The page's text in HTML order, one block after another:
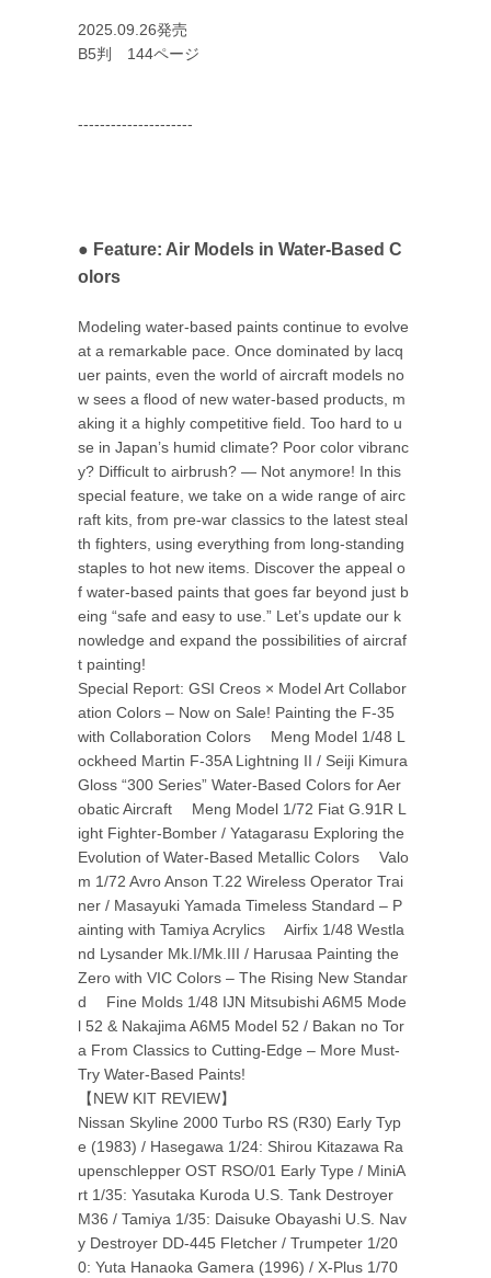
2025.09.26発売
B5判 144ページ
---------------------
● Feature: Air Models in Water-Based C
olors
Modeling water-based paints continue to evolve
at a remarkable pace. Once dominated by lacq
uer paints, even the world of aircraft models no
w sees a flood of new water-based products, m
aking it a highly competitive field. Too hard to u
se in Japan’s humid climate? Poor color vibranc
y? Difficult to airbrush? — Not anymore! In this
special feature, we take on a wide range of airc
raft kits, from pre-war classics to the latest steal
th fighters, using everything from long-standing
staples to hot new items. Discover the appeal o
f water-based paints that goes far beyond just b
eing “safe and easy to use.” Let’s update our k
nowledge and expand the possibilities of aircraf
t painting!
Special Report: GSI Creos × Model Art Collabor
ation Colors – Now on Sale! Painting the F-35
with Collaboration Colors Meng Model 1/48 L
ockheed Martin F-35A Lightning II / Seiji Kimura
Gloss “300 Series” Water-Based Colors for Aer
obatic Aircraft Meng Model 1/72 Fiat G.91R L
ight Fighter-Bomber / Yatagarasu Exploring the
Evolution of Water-Based Metallic Colors Valo
m 1/72 Avro Anson T.22 Wireless Operator Trai
ner / Masayuki Yamada Timeless Standard – P
ainting with Tamiya Acrylics Airfix 1/48 Westla
nd Lysander Mk.I/Mk.III / Harusaa Painting the
Zero with VIC Colors – The Rising New Standar
d Fine Molds 1/48 IJN Mitsubishi A6M5 Mode
l 52 & Nakajima A6M5 Model 52 / Bakan no Tor
a From Classics to Cutting-Edge – More Must-
Try Water-Based Paints!
【NEW KIT REVIEW】
Nissan Skyline 2000 Turbo RS (R30) Early Typ
e (1983) / Hasegawa 1/24: Shirou Kitazawa Ra
upenschlepper OST RSO/01 Early Type / MiniA
rt 1/35: Yasutaka Kuroda U.S. Tank Destroyer
M36 / Tamiya 1/35: Daisuke Obayashi U.S. Nav
y Destroyer DD-445 Fletcher / Trumpeter 1/20
0: Yuta Hanaoka Gamera (1996) / X-Plus 1/70